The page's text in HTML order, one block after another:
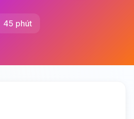
45 phút